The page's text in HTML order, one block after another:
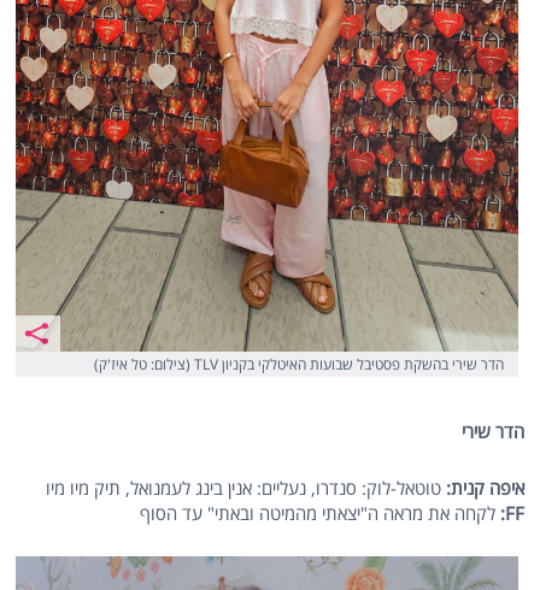
הדר שירי בהשקת פסטיבל שבועות האיטלקי בקניון TLV (צילום: טל איז'ק)
הדר שירי
איפה קנית: טוטאל-לוק: סנדרו, נעליים: אנין בינג לעמנואל, תיק מיו מיו
FF
: לקחה את מראה ה"יצאתי מהמיטה ובאתי" עד הסוף